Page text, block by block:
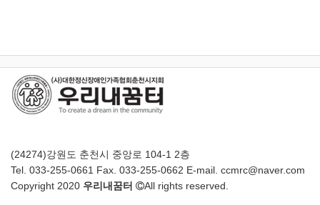
(24274)강원도 춘천시 중앙로 104-1 2층
Tel. 033-255-0661 Fax. 033-255-0662 E-mail. ccmrc@naver.com
Copyright 2020 우리내꿈터 All rights reserved.